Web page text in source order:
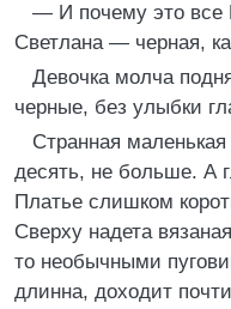
— И почему это все
Светлана — черная,
Девочка молча
черные, без улыбки
Странная
десять, не больше. А
Платье слишком
Сверху надета
то необычными
длинна, доходит